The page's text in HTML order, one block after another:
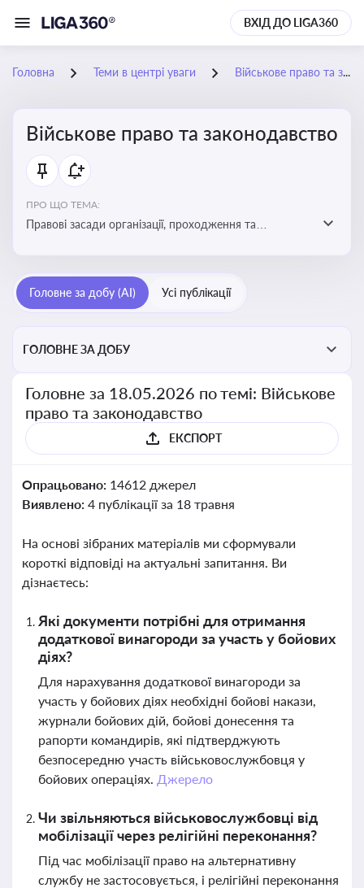
ВХІД ДО LIGA360
Головна Теми в центрі уваги Військове право та законодавство
Військове право та законодавство
ПРО ЩО ТЕМА:
Правові засади організації, проходження та
військовослужбовців у воєнний час
Головне за добу (AI) Усі публікації
ГОЛОВНЕ ЗА ДОБУ
Головне за 18.05.2026 по темі: Військове
право та законодавство
ЕКСПОРТ
Опрацьовано: 14612 джерел
Виявлено: 4 публікації за 18 травня
На основі зібраних матеріалів ми сформували
короткі відповіді на актуальні запитання. Ви
дізнаєтесь:
Які документи потрібні для отримання
додаткової винагороди за участь у бойових
діях?
Для нарахування додаткової винагороди за
участь у бойових діях необхідні бойові накази,
журнали бойових дій, бойові донесення та
рапорти командирів, які підтверджують
безпосередню участь військовослужбовця у
бойових операціях. Джерело
Чи звільняються військовослужбовці від
мобілізації через релігійні переконання?
Під час мобілізації право на альтернативну
службу не застосовується, і релігійні переконання